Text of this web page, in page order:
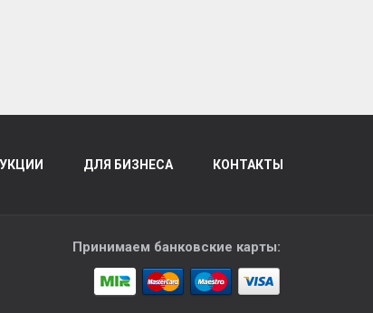
ДЛЯ БИЗНЕСА КОНТАКТЫ
Принимаем банковские карты: